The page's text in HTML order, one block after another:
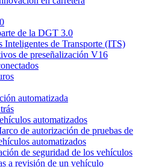
de la DGT 3.0
Inteligentes de Transporte (ITS)
de preseñalización V16
automatizada
automatizados
de autorización de pruebas de
automatizados
de seguridad de los vehículos
a revisión de un vehículo